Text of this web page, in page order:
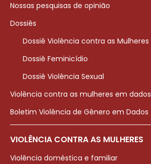
Nossas pesquisas de opinião
Dossiês
Dossiê Violência contra as Mulheres
Dossiê Feminicídio
Dossiê Violência Sexual
Violência contra as mulheres em dados
Boletim Violência de Gênero em Dados
VIOLÊNCIA CONTRA AS MULHERES
Violência doméstica e familiar